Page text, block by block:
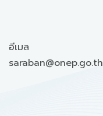
อีเมล
saraban@onep.go.th